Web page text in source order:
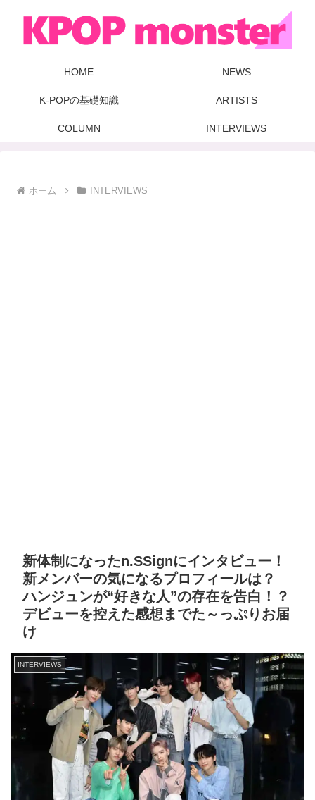
HOME NEWS
K-POPの基礎知識 ARTISTS
COLUMN INTERVIEWS
ホーム INTERVIEWS
新体制になったn.SSignにインタビュー！
新メンバーの気になるプロフィールは？
ハンジュンが“好きな人”の存在を告白！？
デビューを控えた感想までた～っぷりお届
け
INTERVIEWS